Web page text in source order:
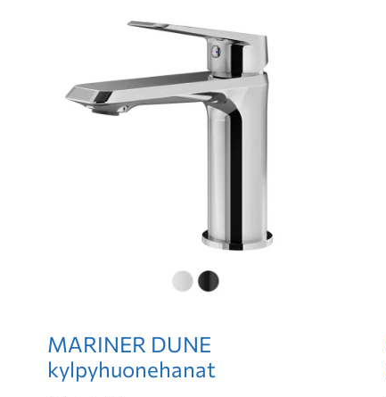
MARINER DUNE
kylpyhuonehanat